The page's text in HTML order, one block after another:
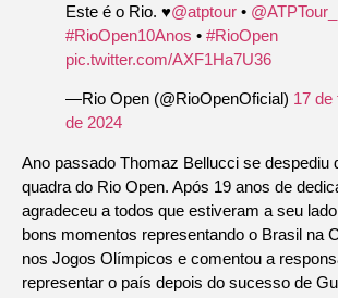
Este é o Rio. ♥️@atptour •
#RioOpen10Anos • #RioOpen
pic.twitter.com/AXF1Ha7U36
—Rio Open (@RioOpenOficial) 17 de
de 2024
Ano passado Thomaz Bellucci se despediu
quadra do Rio Open. Após 19 anos de
agradeceu a todos que estiveram a seu
bons momentos representando o Brasil na
nos Jogos Olímpicos e comentou a
representar o país depois do sucesso de